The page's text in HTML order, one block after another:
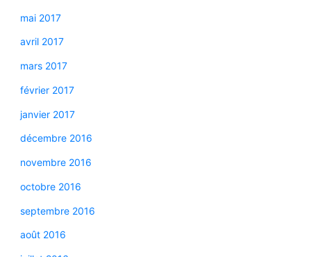
mai 2017
avril 2017
mars 2017
février 2017
janvier 2017
décembre 2016
novembre 2016
octobre 2016
septembre 2016
août 2016